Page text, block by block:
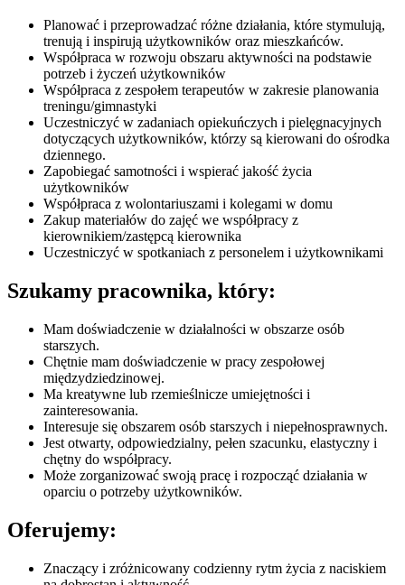
Planować i przeprowadzać różne działania, które stymulują,
trenują i inspirują użytkowników oraz mieszkańców.
Współpraca w rozwoju obszaru aktywności na podstawie
potrzeb i życzeń użytkowników
Współpraca z zespołem terapeutów w zakresie planowania
treningu/gimnastyki
Uczestniczyć w zadaniach opiekuńczych i pielęgnacyjnych
dotyczących użytkowników, którzy są kierowani do ośrodka
dziennego.
Zapobiegać samotności i wspierać jakość życia
użytkowników
Współpraca z wolontariuszami i kolegami w domu
Zakup materiałów do zajęć we współpracy z
kierownikiem/zastępcą kierownika
Uczestniczyć w spotkaniach z personelem i użytkownikami
Szukamy pracownika, który:
Mam doświadczenie w działalności w obszarze osób
starszych.
Chętnie mam doświadczenie w pracy zespołowej
międzydziedzinowej.
Ma kreatywne lub rzemieślnicze umiejętności i
zainteresowania.
Interesuje się obszarem osób starszych i niepełnosprawnych.
Jest otwarty, odpowiedzialny, pełen szacunku, elastyczny i
chętny do współpracy.
Może zorganizować swoją pracę i rozpocząć działania w
oparciu o potrzeby użytkowników.
Oferujemy:
Znaczący i zróżnicowany codzienny rytm życia z naciskiem